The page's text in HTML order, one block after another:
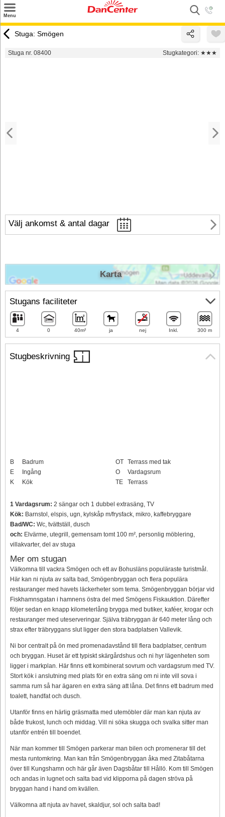
Menu
Tilbud
Stuga: Smögen
Stuga nr. 08400 Stugkategori: ★★★
Välj ankomst & antal dagar
Stugbeskrivning
B
Badrum
E
Ingång
K
Kök
OT Terrass med tak
O
Vardagsrum
TE
Terrass
1 Vardagsrum: 2 sängar och 1 dubbel extrasäng, TV
Kök: Barnstol, elspis, ugn, kylskåp m/frysfack, mikro, kaffebryggare
Bad/WC: Wc, tvättställ, dusch
och: Elvärme, utegrill, gemensam tomt 100 m², personlig möblering,
villakvarter, del av stuga
Mer om stugan
Välkomna till vackra Smögen och ett av Bohusläns populäraste turistmål.
Här kan ni njuta av salta bad, Smögenbryggan och flera populära
restauranger med havets läckerheter som tema. Smögenbryggan börjar vid
Fiskhamnsgatan i hamnens östra del med Smögens Fiskauktion. Därefter
följer sedan en knapp kilometerlång brygga med butiker, kaféer, krogar och
restauranger med uteserveringar. Själva träbryggan är 640 meter lång och
strax efter träbryggans slut ligger den stora badplatsen Vallevik.
Ni bor centralt på ön med promenadavstånd till flera badplatser, centrum
och bryggan. Huset är ett typiskt skärgårdshus och ni hyr lägenheten som
ligger i markplan. Här finns ett kombinerat sovrum och vardagsrum med TV.
Stort kök i anslutning med plats för en extra säng om ni inte vill sova i
samma rum så har ägaren en extra säng att låna. Det finns ett badrum med
toalett, handfat och dusch.
Utanför finns en härlig gräsmatta med utemöbler där man kan njuta av
både frukost, lunch och middag. Vill ni söka skugga och svalka sitter man
utanför entrén till boendet.
När man kommer till Smögen parkerar man bilen och promenerar till det
mesta runtomkring. Man kan från Smögenbryggan åka med Zitabåtarna
över till Kungshamn och här går även Dagsbåtar till Hållö. Kom till Smögen
och andas in lugnet och salta bad vid klipporna på dagen ströva på
bryggan hand i hand om kvällen.
Välkomna att njuta av havet, skaldjur, sol och salta bad!
Stugans faciliteter
4 0 40m² ja nej Inkl. 300 m
Karta